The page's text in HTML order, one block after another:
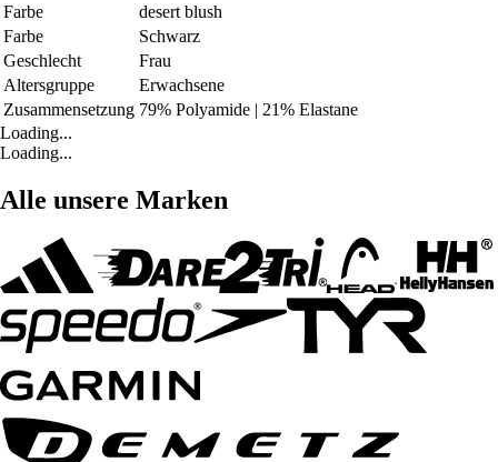
Farbe
desert blush
Farbe
Schwarz
Geschlecht
Frau
Altersgruppe
Erwachsene
Zusammensetzung 79% Polyamide | 21% Elastane
Loading...
Loading...
Alle unsere Marken